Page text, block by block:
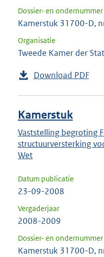
Dossier- en ondernummer
Kamerstuk 31700-D,
Organisatie
Tweede Kamer der
Download PDF
Kamerstuk
Vaststelling begroting
structuurversterking
Wet
Datum publicatie
23-09-2008
Vergaderjaar
2008-2009
Dossier- en ondernummer
Kamerstuk 31700-D,